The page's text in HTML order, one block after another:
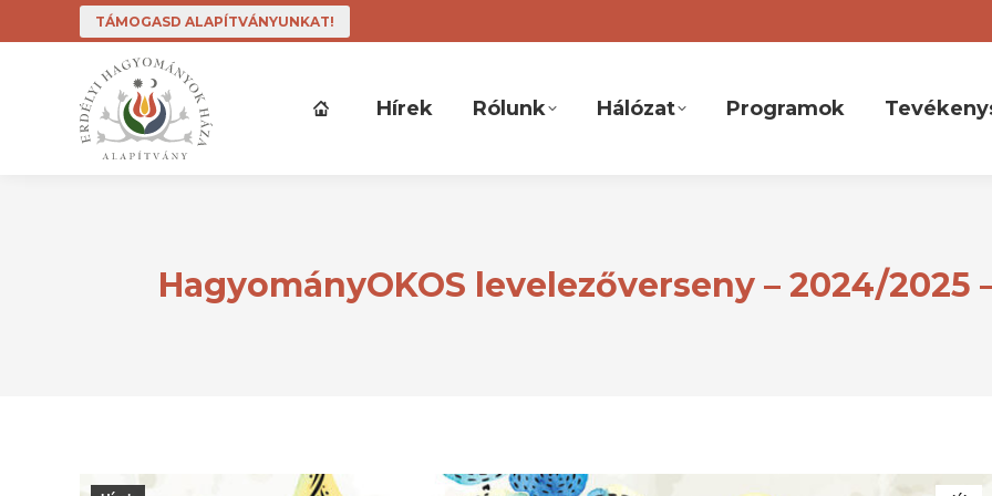
TÁMOGASD ALAPÍTVÁNYUNKAT!
Hírek Rólunk Hálózat Programok
HagyományOKOS levelezőverseny – 2024/